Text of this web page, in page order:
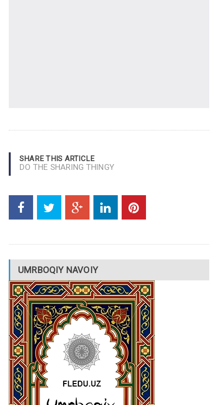
SHARE THIS ARTICLE
DO THE SHARING THINGY
UMRBOQIY NAVOIY